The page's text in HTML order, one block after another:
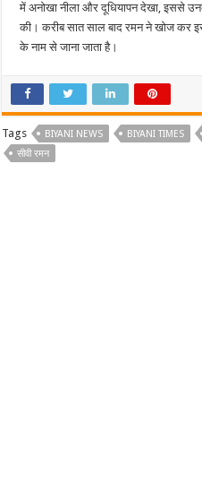
में अनोखा नीला और दूधियापन देखा, इससे
की। करीब सात साल बाद रमन ने खोज कर
के नाम से जाना जाता है।
Tags BIYANI NEWS BIYANI TIMES
सीवी रमन